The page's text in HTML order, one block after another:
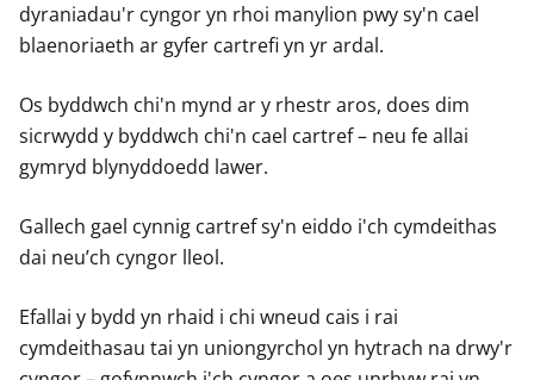
dyraniadau'r cyngor yn rhoi manylion pwy sy'n cael
blaenoriaeth ar gyfer cartrefi yn yr ardal.
Os byddwch chi'n mynd ar y rhestr aros, does dim
sicrwydd y byddwch chi'n cael cartref – neu fe allai
gymryd blynyddoedd lawer.
Gallech gael cynnig cartref sy'n eiddo i'ch cymdeithas
dai neu’ch cyngor lleol.
Efallai y bydd yn rhaid i chi wneud cais i rai
cymdeithasau tai yn uniongyrchol yn hytrach na drwy'r